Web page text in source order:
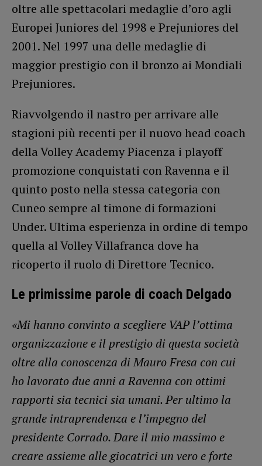
oltre alle spettacolari medaglie d’oro agli
Europei Juniores del 1998 e Prejuniores del
2001. Nel 1997 una delle medaglie di
maggior prestigio con il bronzo ai Mondiali
Prejuniores.
Riavvolgendo il nastro per arrivare alle
stagioni più recenti per il nuovo head coach
della Volley Academy Piacenza i playoff
promozione conquistati con Ravenna e il
quinto posto nella stessa categoria con
Cuneo sempre al timone di formazioni
Under. Ultima esperienza in ordine di tempo
quella al Volley Villafranca dove ha
ricoperto il ruolo di Direttore Tecnico.
Le primissime parole di coach Delgado
«Mi hanno convinto a scegliere VAP l’ottima
organizzazione e il prestigio di questa società
oltre alla conoscenza di Mauro Fresa con cui
ho lavorato due anni a Ravenna con ottimi
rapporti sia tecnici sia umani. Per ultimo la
grande intraprendenza e l’impegno del
presidente Corrado. Dare il mio massimo e
creare assieme alle giocatrici un vero e forte